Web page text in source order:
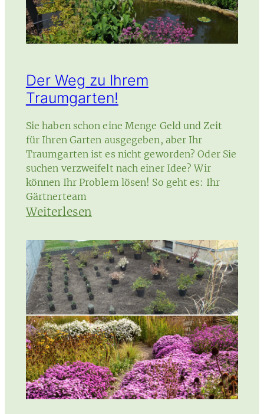
Der Weg zu Ihrem
Traumgarten!
Sie haben schon eine Menge Geld und Zeit
für Ihren Garten ausgegeben, aber Ihr
Traumgarten ist es nicht geworden? Oder Sie
suchen verzweifelt nach einer Idee? Wir
können Ihr Problem lösen! So geht es: Ihr
Gärtnerteam
Weiterlesen
Weg
zu
Ihrem
Traumgarten!